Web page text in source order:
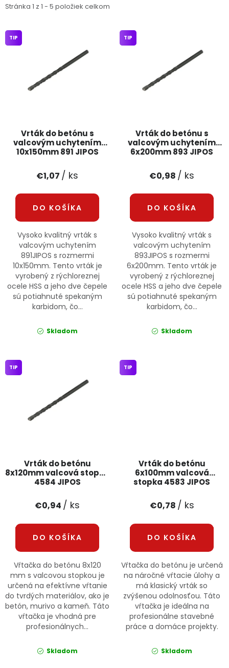
Obchodné podmienky Reklamačný poriadok
Podmienky ochrany osobných údajov
Stránka 1 z 1 - 5 položiek celkom
Vrták do betónu s
valcovým uchytením
10x150mm 891 JIPOS
TIP
€1,07 / ks
DO KOŠÍKA
Vysoko kvalitný vrták s
valcovým uchytením
891JIPOS s rozmermi
10x150mm. Tento vrták je
vyrobený z rýchloreznej
ocele HSS a jeho dve čepele
sú potiahnuté spekaným
karbidom, čo...
Skladom
Vrták do betónu s
valcovým uchytením
6x200mm 893 JIPOS
TIP
€0,98 / ks
DO KOŠÍKA
Vysoko kvalitný vrták s
valcovým uchytením
893JIPOS s rozmermi
6x200mm. Tento vrták je
vyrobený z rýchloreznej
ocele HSS a jeho dve čepele
sú potiahnuté spekaným
karbidom, čo...
Skladom
Vrták do betónu
8x120mm valcová stopka
4584 JIPOS
TIP
€0,94 / ks
DO KOŠÍKA
Vŕtačka do betónu 8x120
mm s valcovou stopkou je
určená na efektívne vŕtanie
do tvrdých materiálov, ako je
betón, murivo a kameň. Táto
vŕtačka je vhodná pre
profesionálnych...
Skladom
Vrták do betónu
6x100mm valcová
stopka 4583 JIPOS
TIP
€0,78 / ks
DO KOŠÍKA
Vŕtačka do betónu je určená
na náročné vŕtacie úlohy a
má klasický vrták so
zvýšenou odolnosťou. Táto
vŕtačka je ideálna na
profesionálne stavebné
práce a domáce projekty.
Skladom